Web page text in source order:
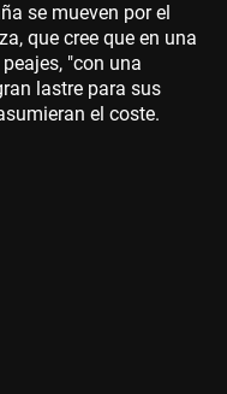
se mueven por el
que cree que en una
"con una
lastre para sus
el coste.